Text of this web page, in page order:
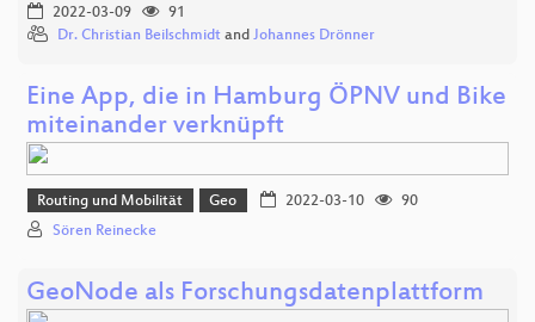
2022-03-09
91
Dr. Christian Beilschmidt and Johannes Drönner
Eine App, die in Hamburg ÖPNV und Bike
miteinander verknüpft
Routing und Mobilität Geo 2022-03-10
90
Sören Reinecke
GeoNode als Forschungsdatenplattform